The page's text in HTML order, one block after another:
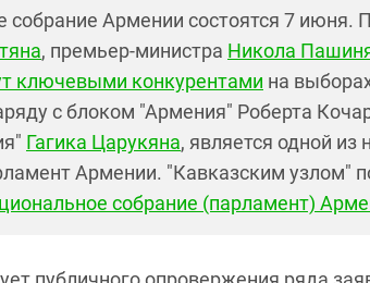
Армении состоятся 7 июня.
, премьер-министра Никола
ключевыми конкурентами на
с блоком "Армения" Роберта
Гагика Царукяна, является одной из
Армении. "Кавказским узлом"
собрание (парламент)